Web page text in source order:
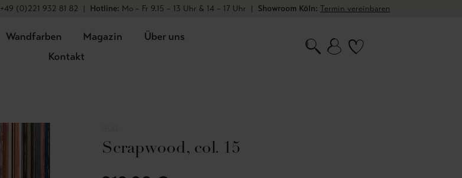
+49 (0)221 932 81 82 | Hotline: Mo – Fr 9.15 – 13 Uhr & 14 – 17 Uhr | Showroom Köln: Termin vereinbaren
Wandfarben Magazin
Über uns
Kontakt
Scrapwood, col. 15